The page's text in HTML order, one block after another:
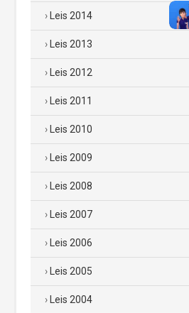
Leis 2014
Leis 2013
Leis 2012
Leis 2011
Leis 2010
Leis 2009
Leis 2008
Leis 2007
Leis 2006
Leis 2005
Leis 2004